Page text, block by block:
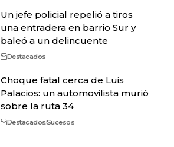
Un jefe policial repelió a tiros
una entradera en barrio Sur y
baleó a un delincuente
Destacados
Choque fatal cerca de Luis
Palacios: un automovilista murió
sobre la ruta 34
DestacadosSucesos